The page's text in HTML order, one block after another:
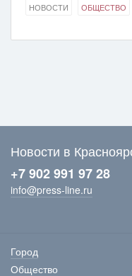
НОВОСТИ ОБЩЕСТВО
Новости в
+7 902 991 97 28
info@press-line.ru
Город
Общество